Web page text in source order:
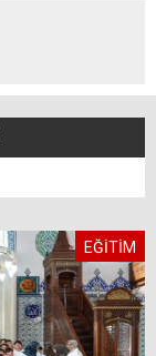
EĞİTİM